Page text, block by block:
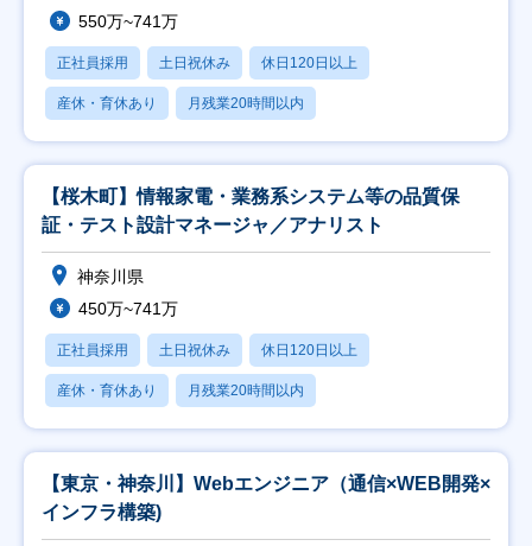
550万~741万
正社員採用 土日祝休み 休日120日以上
産休・育休あり 月残業20時間以内
【桜木町】情報家電・業務系システム等の品質保
証・テスト設計マネージャ／アナリスト
神奈川県
450万~741万
正社員採用 土日祝休み 休日120日以上
産休・育休あり 月残業20時間以内
【東京・神奈川】Webエンジニア（通信×WEB開発×
インフラ構築)